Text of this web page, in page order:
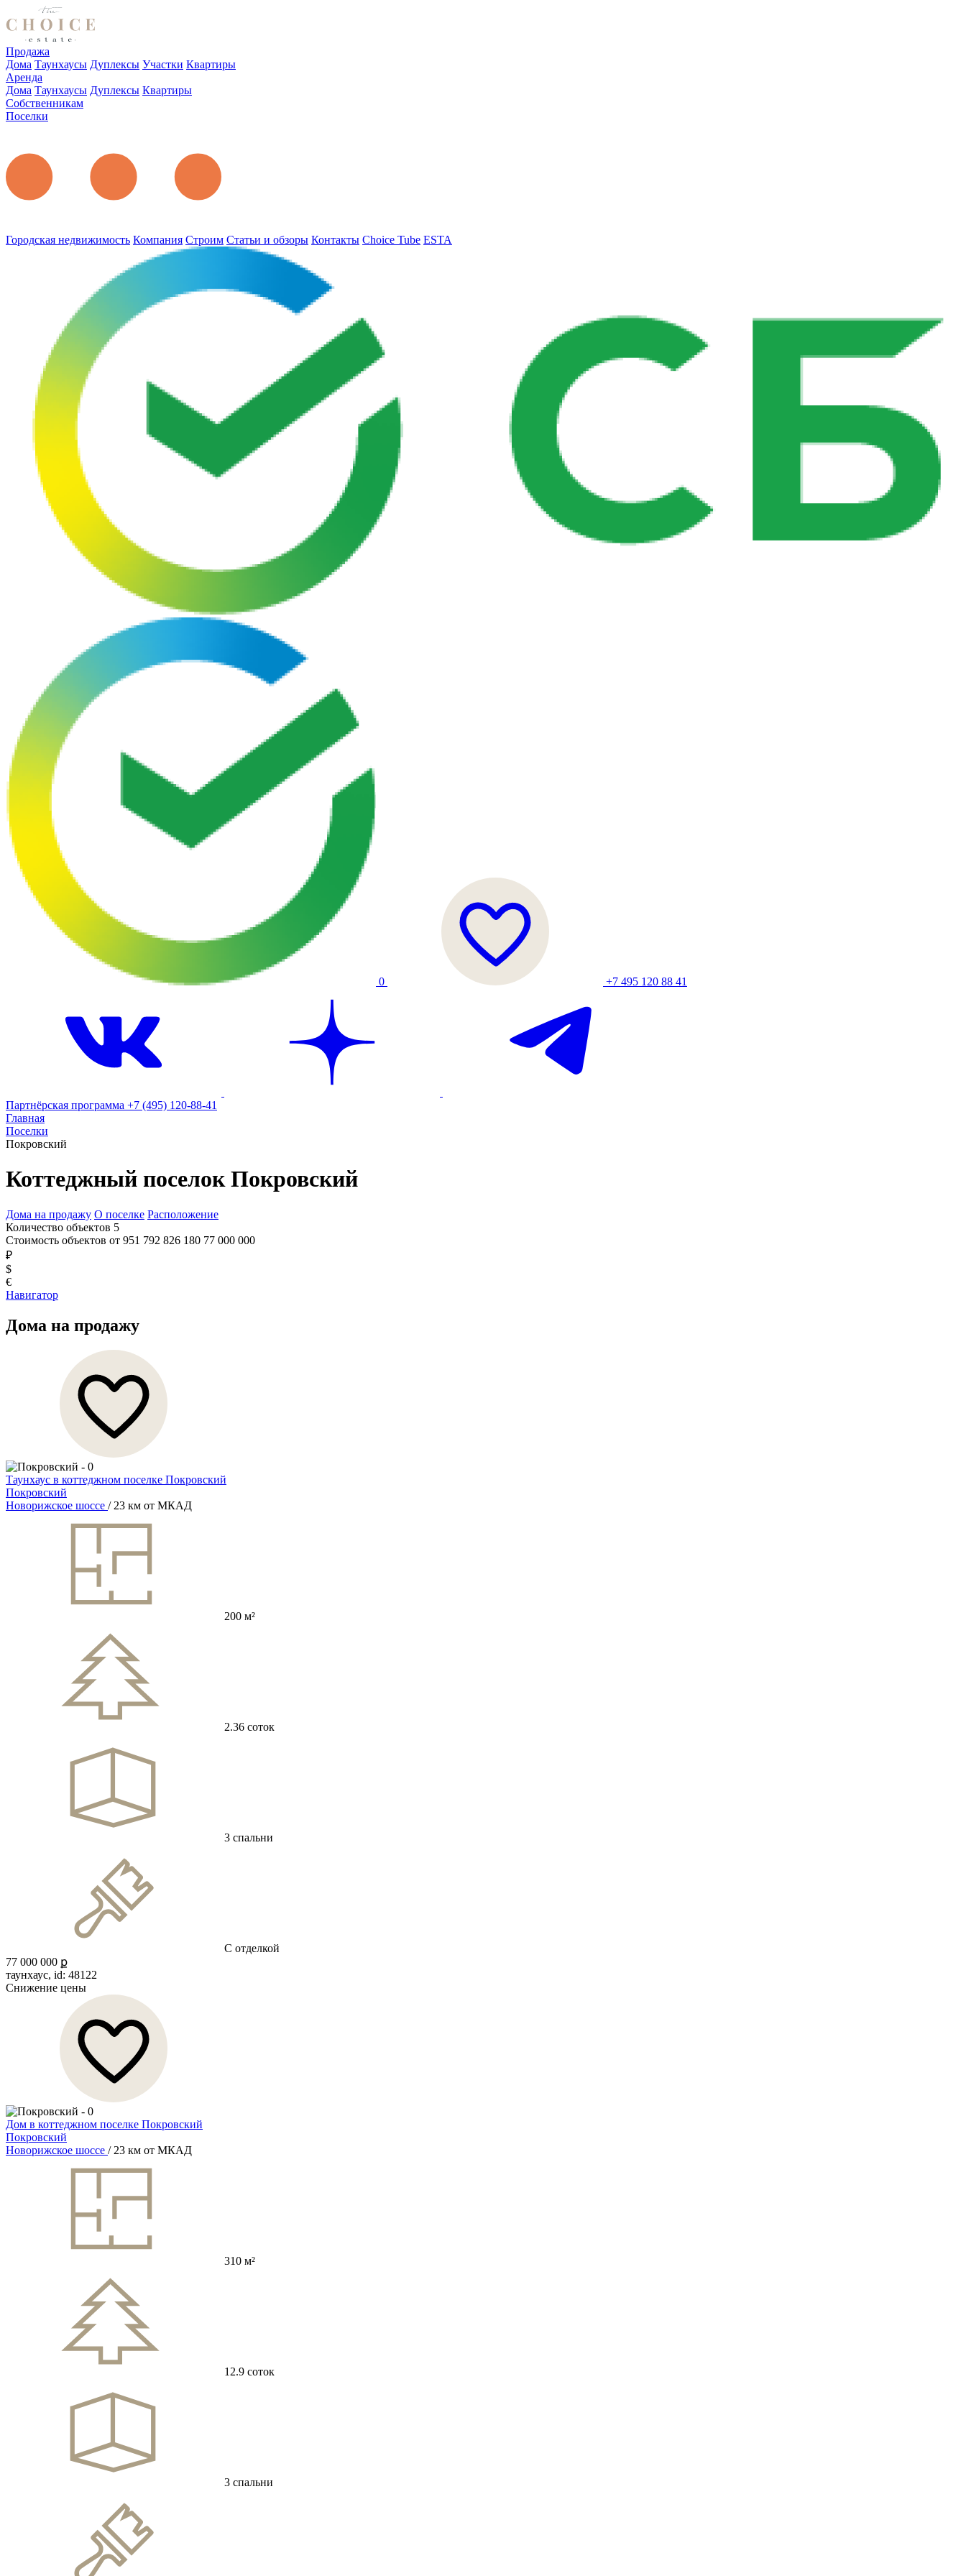
Продажа
Дома Таунхаусы Дуплексы Участки Квартиры
Аренда
Дома Таунхаусы Дуплексы Квартиры
Собственникам
Поселки
Городская недвижимость Компания Строим Статьи и обзоры Контакты Choice Tube ESTA
0 +7 495 120 88 41
Партнёрская программа +7 (495) 120-88-41
Главная
Поселки
Покровский
Коттеджный поселок Покровский
Дома на продажу О поселке Расположение
Количество объектов 5
Стоимость объектов от 951 792 826 180 77 000 000
₽
$
€
Навигатор
Дома на продажу
Таунхаус в коттеджном поселке Покровский
Покровский
Новорижское шоссе / 23 км от МКАД
200 м²
2.36 соток
3 спальни
С отделкой
77 000 000 ք
таунхаус, id: 48122
Снижение цены
Дом в коттеджном поселке Покровский
Покровский
Новорижское шоссе / 23 км от МКАД
310 м²
12.9 соток
3 спальни